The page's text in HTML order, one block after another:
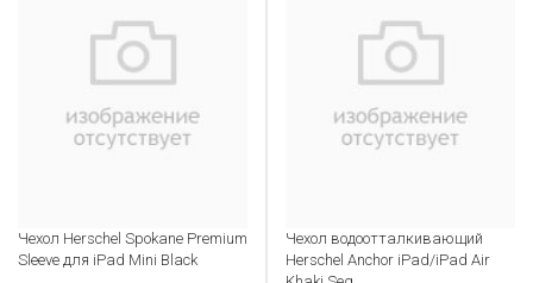
Чехол Herschel Spokane Premium
Sleeve для iPad Mini Black
Чехол водоотталкивающий
Herschel Anchor iPad/iPad Air